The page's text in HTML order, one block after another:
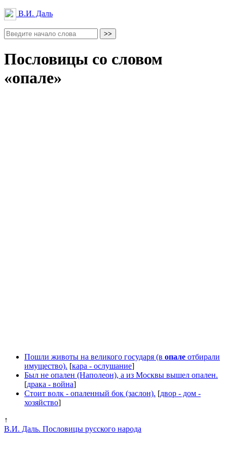
В.И. Даль
Пословицы со словом
«опале»
Пошли животы на великого государя (в опале отбирали
имущество). [кара - ослушание]
Был не опален (Наполеон), а из Москвы вышел опален.
[драка - война]
Стоит волк - опаленный бок (заслон). [двор - дом -
хозяйство]
↑
В.И. Даль. Пословицы русского народа